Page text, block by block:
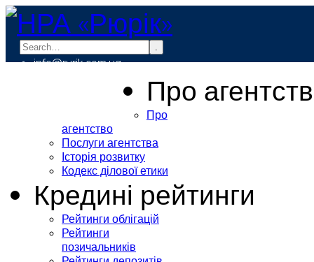
.
info@rurik.com.ua
Про
Про
агентство
Послуги агентства
Історія розвитку
Кодекс ділової етики
Кредині рейтинги
Рейтинги облігацій
Рейтинги
позичальників